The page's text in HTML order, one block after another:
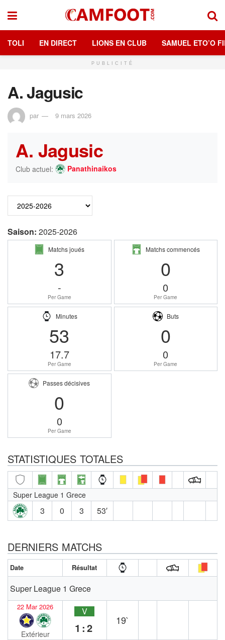
TOLI EN DIRECT LIONS EN CLUB SAMUEL ETO’O
PUBLICITÉ
A. Jagusic
par 9 mars 2026
A. Jagusic
Club actuel: Panathinaikos
Saison: 2025-2026
Matchs joués
3
-
Per Game
Matchs commencés
0
0
Per Game
Minutes
53
17.7
Per Game
Buts
0
0
Per Game
Passes décisives
0
0
Per Game
STATISTIQUES TOTALES
Super League 1 Grece
3 0 3 53′
DERNIERS MATCHS
Date Résultat
Super League 1 Grece
22 Mar 2026
Extérieur
V
1:2
19`